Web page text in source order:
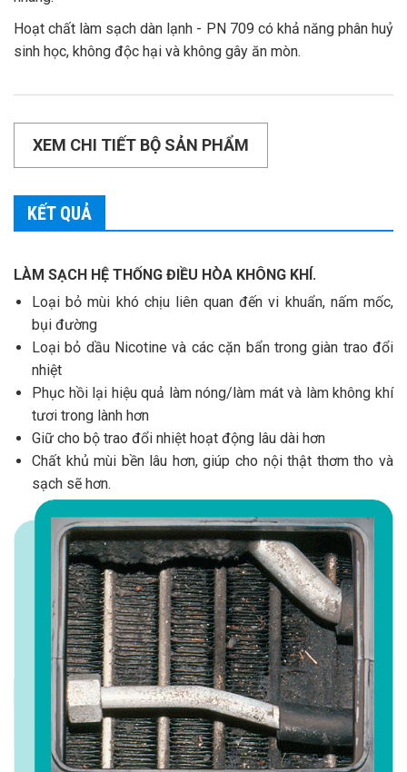
Hoạt chất làm sạch dàn lạnh - PN 709 có khả năng phân huỷ
sinh học, không độc hại và không gây ăn mòn.
XEM CHI TIẾT BỘ SẢN PHẨM
KẾT QUẢ
LÀM SẠCH HỆ THỐNG ĐIỀU HÒA KHÔNG KHÍ.
Loại bỏ mùi khó chịu liên quan đến vi khuẩn, nấm mốc,
bụi đường
Loại bỏ dầu Nicotine và các cặn bẩn trong giàn trao đổi
nhiệt
Phục hồi lại hiệu quả làm nóng/làm mát và làm không khí
tươi trong lành hơn
Giữ cho bộ trao đổi nhiệt hoạt động lâu dài hơn
Chất khủ mùi bền lâu hơn, giúp cho nội thật thơm tho và
sạch sẽ hơn.